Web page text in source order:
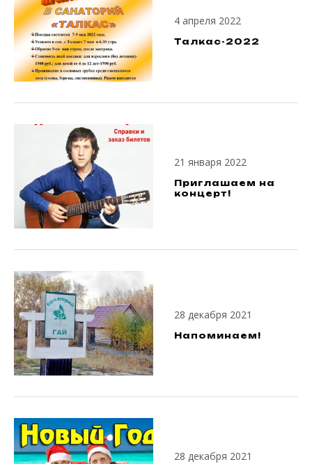
4 апреля 2022
Талкас-2022
21 января 2022
Приглашаем на
концерт!
28 декабря 2021
Напоминаем!
28 декабря 2021